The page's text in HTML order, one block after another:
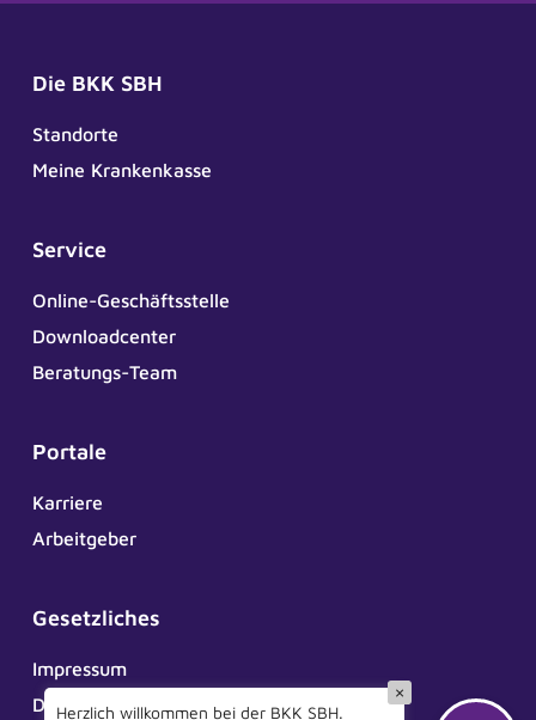
Die BKK SBH
Standorte
Meine Krankenkasse
Service
Online-Geschäftsstelle
Downloadcenter
Beratungs-Team
Portale
Karriere
Arbeitgeber
Gesetzliches
Impressum
Datenschutz
Herzlich willkommen bei der BKK SBH.
×